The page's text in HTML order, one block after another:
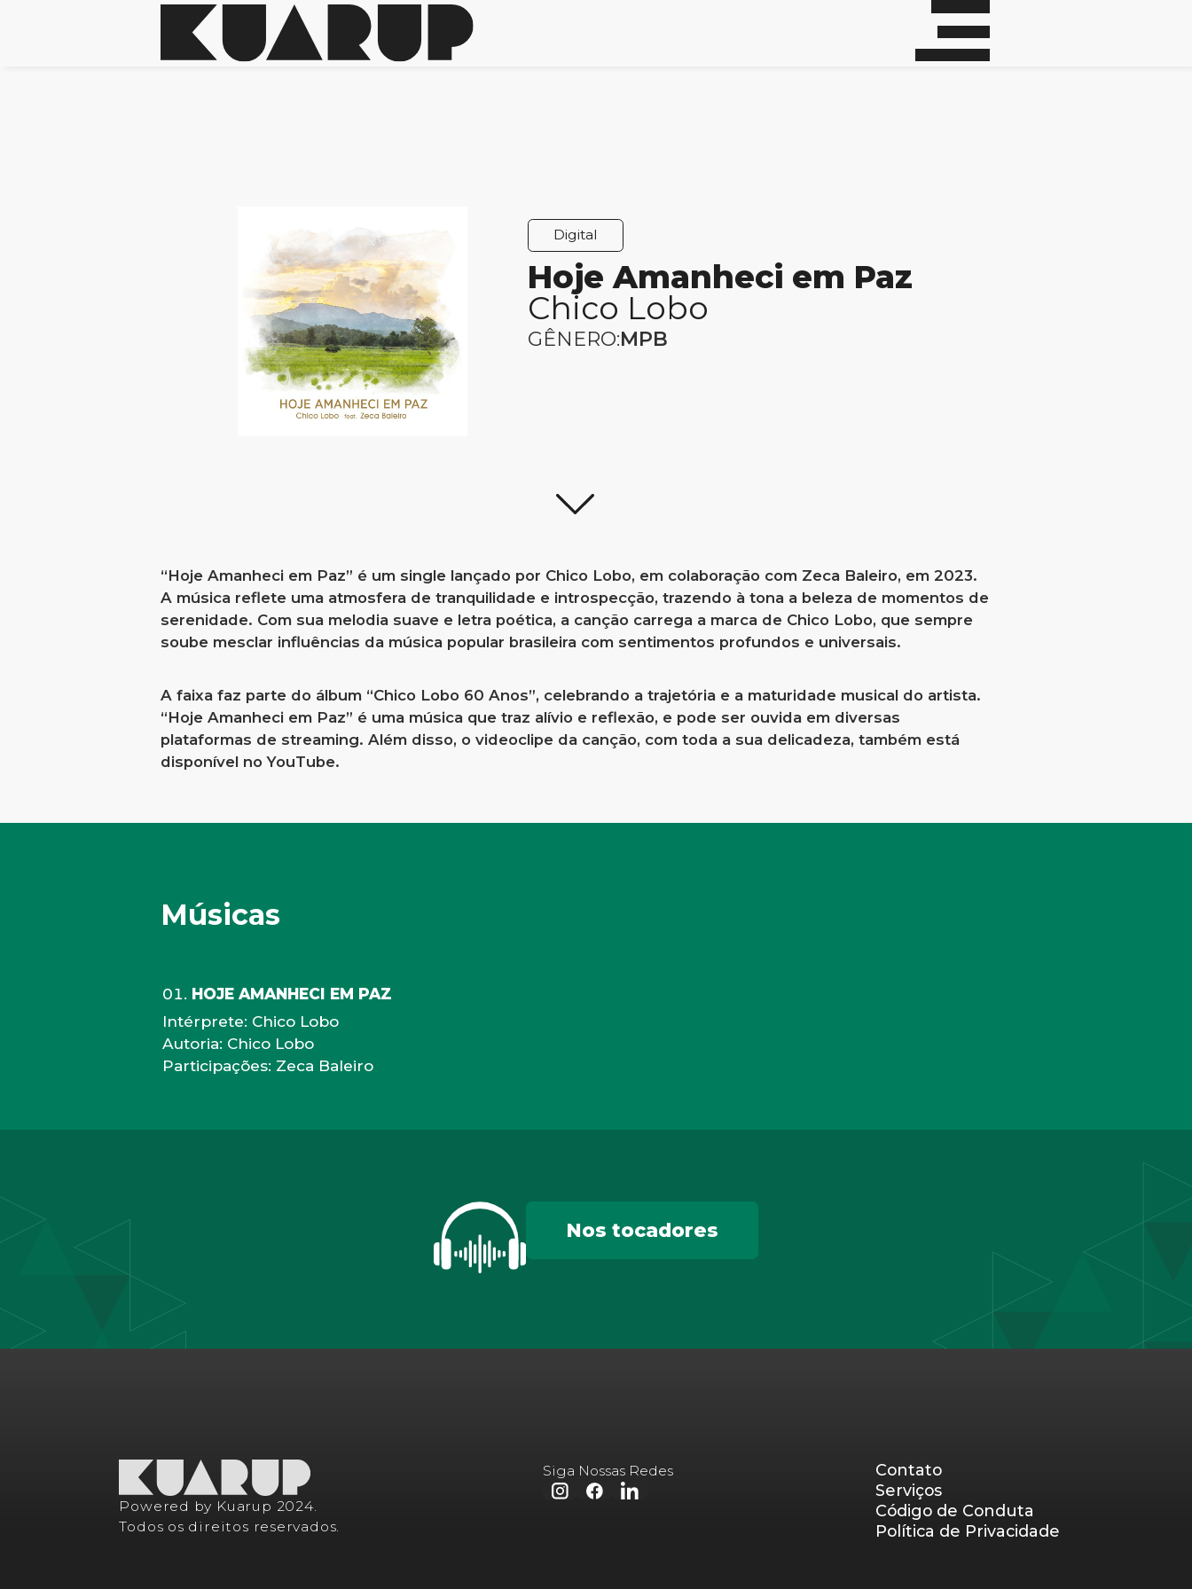
Digital
Hoje Amanheci em Paz
Chico Lobo
GÊNERO:MPB
“Hoje Amanheci em Paz” é um single lançado por Chico Lobo, em colaboração com Zeca Baleiro, em 2023.
A música reflete uma atmosfera de tranquilidade e introspecção, trazendo à tona a beleza de momentos de
serenidade. Com sua melodia suave e letra poética, a canção carrega a marca de Chico Lobo, que sempre
soube mesclar influências da música popular brasileira com sentimentos profundos e universais.
A faixa faz parte do álbum “Chico Lobo 60 Anos”, celebrando a trajetória e a maturidade musical do artista.
“Hoje Amanheci em Paz” é uma música que traz alívio e reflexão, e pode ser ouvida em diversas
plataformas de streaming. Além disso, o videoclipe da canção, com toda a sua delicadeza, também está
disponível no YouTube.
Músicas
HOJE AMANHECI EM PAZ
Intérprete: Chico Lobo
Autoria: Chico Lobo
Participações: Zeca Baleiro
Nos tocadores
Powered by Kuarup 2024.
Todos os direitos reservados.
Siga Nossas Redes
Contato
Serviços
Código de Conduta
Política de Privacidade